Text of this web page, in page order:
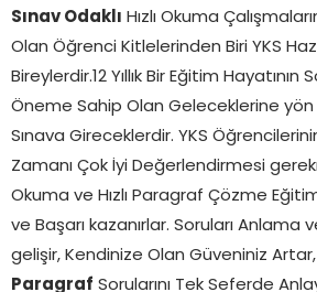
Sınav Odaklı
Hızlı Okuma
Olan Öğrenci Kitlelerinden Biri YKS
Bireylerdir.12 Yıllık Bir Eğitim Hayatının
Öneme Sahip Olan Geleceklerine yön
Sınava Gireceklerdir. YKS
Zamanı Çok İyi Değerlendirmesi
Okuma ve Hızlı Paragraf Çözme
ve Başarı kazanırlar. Soruları Anlama
gelişir, Kendinize Olan Güveniniz Artar,
Paragraf Sorularını Tek Seferde